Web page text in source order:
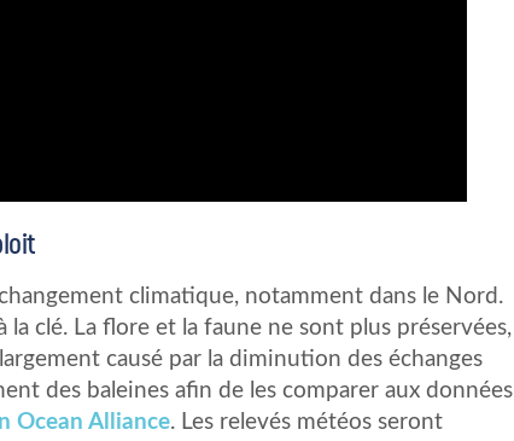
climatique, notamment dans le Nord.
la clé. La flore et la faune ne sont plus préservées,
causé par la diminution des échanges
des baleines afin de les comparer aux données
Ocean Alliance. Les relevés météos seront